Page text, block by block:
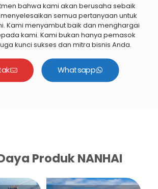
bahwa kami akan berusaha sebaik
semua pertanyaan untuk
Kami menyambut baik dan menghargai
kami. Kami bukan hanya pemasok
kunci sukses dan mitra bisnis Anda.
Whatsapp
Produk NANHAI